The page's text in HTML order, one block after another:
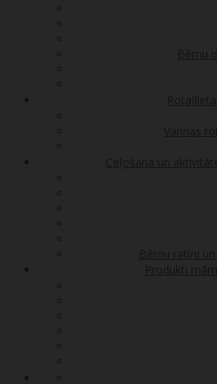
Bērnu
Rotaļlietas
Vannas
Ceļošana un
Bērnu ratiņi
Produkti